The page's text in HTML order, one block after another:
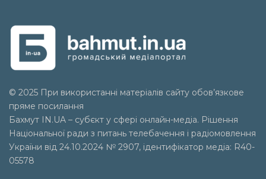
© 2025 При використанні матеріалів сайту обов’язкове
пряме посилання
Бахмут IN.UA – субєкт у сфері онлайн-медіа. Рішення
Національної ради з питань телебачення і радіомовлення
України від 24.10.2024 № 2907, ідентифікатор медіа: R40-
05578